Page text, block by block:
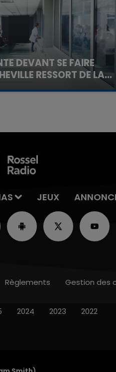
DEVANT SE FAIRE
RESSORT DE LA...
contre la clinique qui a
de l'été
JEUX
Règlements Gestion des
2024 2023 2022